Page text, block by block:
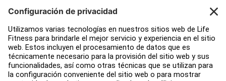
Atención al Cliente
Design de gimnasio
Centro de servicios
Centro de Educación